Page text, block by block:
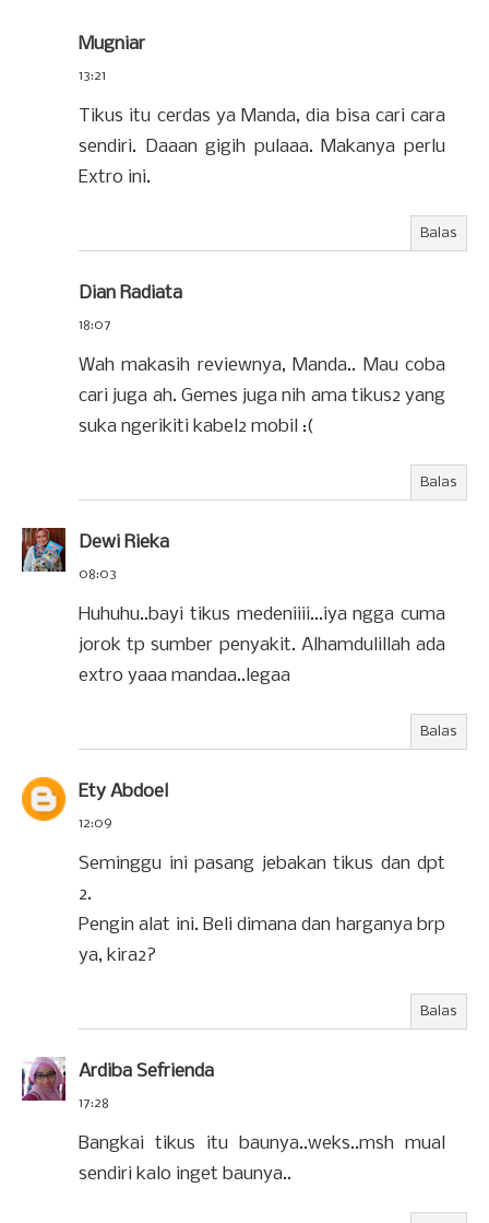
Mugniar
13:21
Tikus itu cerdas ya Manda, dia bisa cari cara
sendiri. Daaan gigih pulaaa. Makanya perlu
Extro ini.
Balas
Dian Radiata
18:07
Wah makasih reviewnya, Manda.. Mau coba
cari juga ah. Gemes juga nih ama tikus2 yang
suka ngerikiti kabel2 mobil :(
Balas
Dewi Rieka
08:03
Huhuhu..bayi tikus medeniiii...iya ngga cuma
jorok tp sumber penyakit. Alhamdulillah ada
extro yaaa mandaa..legaa
Balas
Ety Abdoel
12:09
Seminggu ini pasang jebakan tikus dan dpt
2.
Pengin alat ini. Beli dimana dan harganya brp
ya, kira2?
Balas
Ardiba Sefrienda
17:28
Bangkai tikus itu baunya..weks..msh mual
sendiri kalo inget baunya..